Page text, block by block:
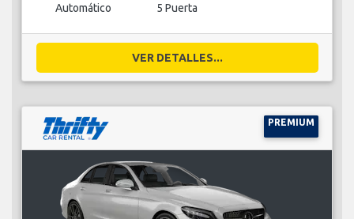
Automático 5 Puerta
VER DETALLES...
PREMIUM